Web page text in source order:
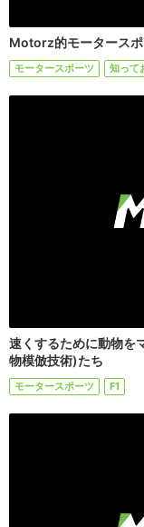
Motorz的モータース
モータースポーツ 知って
速くするために動物を
物模倣技術)たち
モータースポーツ F1